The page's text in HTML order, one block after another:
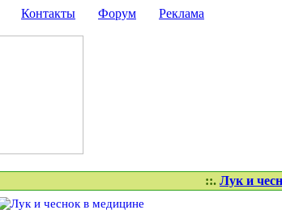
Контакты Форум
Реклама
::. Лук и